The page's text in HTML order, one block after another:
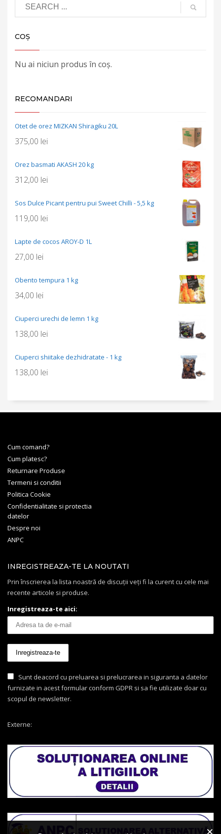
COȘ
Nu ai niciun produs în coș.
RECOMANDARI
Otet de orez MIZKAN Shiragiku 20L
375,00 lei
Orez basmati AKASH 20 kg
312,00 lei
Sos Dulce Picant pentru pui Sweet Chilli - 5,5 kg
119,00 lei
Lapte de cocos AROY-D 1L
27,00 lei
Obento tempura 1 kg
34,00 lei
Ciuperci urechi de lemn 1 kg
138,00 lei
Ciuperci shiitake dezhidratate - 1 kg
138,00 lei
Cum comand?
Cum platesc?
Returnare Produse
Termeni si conditii
Politica Cookie
Confidentialitate si protectia
datelor
Despre noi
ANPC
INREGISTREAZA-TE LA NOUTATI
Prin înscrierea la lista noastră de discuții veți fi la curent cu cele mai
recente articole si produse.
Inregistreaza-te aici:
Sunt deacord cu preluarea si prelucrarea in siguranta a datelor
furnizate in acest formular conform GDPR si sa fie utilizate doar cu
scopul de newsletter.
Externe: